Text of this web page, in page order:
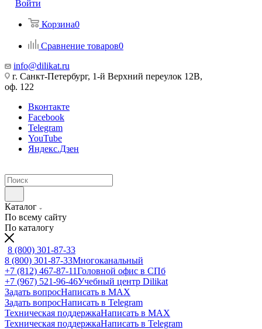
Войти
Корзина0
Сравнение товаров0
info@dilikat.ru
г. Санкт-Петербург, 1-й Верхний переулок 12В,
оф. 122
Вконтакте
Facebook
Telegram
YouTube
Яндекс.Дзен
Каталог
По всему сайту
По каталогу
8 (800) 301-87-33
8 (800) 301-87-33Многоканальный
+7 (812) 467-87-11Головной офис в СПб
+7 (967) 521-96-46Учебный центр Dilikat
Задать вопросНаписать в MAX
Задать вопросНаписать в Telegram
Техническая поддержкаНаписать в MAX
Техническая поддержкаНаписать в Telegram